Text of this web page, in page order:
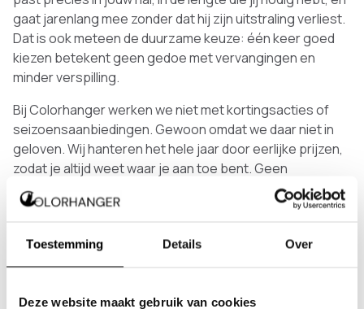
Toestemming Details Over
Deze website maakt gebruik van cookies
gaat jarenlang mee zonder dat hij zijn uitstraling verliest.
Dat is ook meteen de duurzame keuze: één keer goed
kiezen betekent geen gedoe met vervangingen en
minder verspilling.
Bij Colorhanger werken we niet met kortingsacties of
seizoensaanbiedingen. Gewoon omdat we daar niet in
geloven. Wij hanteren het hele jaar door eerlijke prijzen,
zodat je altijd weet waar je aan toe bent. Geen
kunstmatige druk, geen tijdelijke deals. Gewoon een
goed product voor een eerlijke prijs.
Benieuwd welke kapstok bij jouw ruimte past? Neem